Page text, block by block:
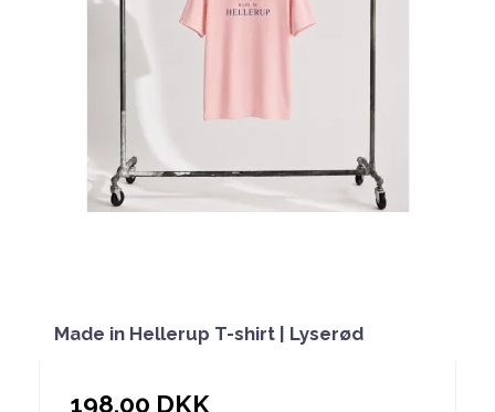
Made in Hellerup T-shirt | Lyserød
198,00 DKK